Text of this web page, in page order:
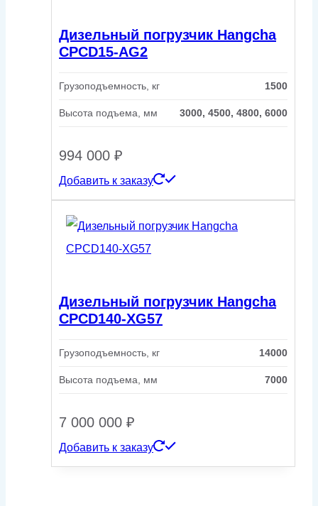
Дизельный погрузчик Hangcha
CPCD15-AG2
Грузоподъемность, кг 1500
Высота подъема, мм 3000, 4500, 4800, 6000
994 000 ₽
Добавить к заказу
Дизельный погрузчик Hangcha
CPCD140-XG57
Грузоподъемность, кг 14000
Высота подъема, мм 7000
7 000 000 ₽
Добавить к заказу